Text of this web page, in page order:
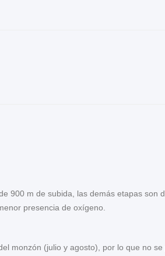
900 m de subida, las demás etapas
presencia de oxígeno.
monzón (julio y agosto), por lo que no